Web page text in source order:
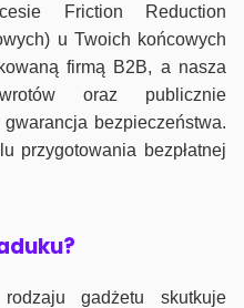
Friction Reduction
u Twoich końcowych
firmą B2B, a nasza
oraz publicznie
bezpieczeństwa.
przygotowania bezpłatnej
gadżetu skutkuje